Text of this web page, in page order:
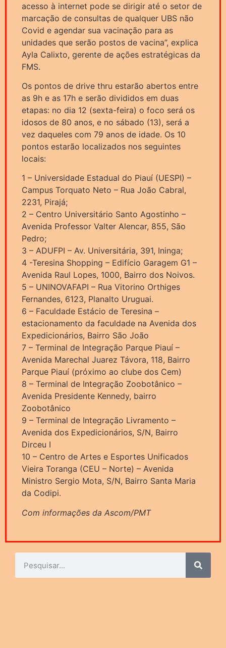
acesso à internet pode se dirigir até o setor de
marcação de consultas de qualquer UBS não
Covid e agendar sua vacinação para as
unidades que serão postos de vacina”, explica
Ayla Calixto, gerente de ações estratégicas da
FMS.
Os pontos de drive thru estarão abertos entre
as 9h e as 17h e serão divididos em duas
etapas: no dia 12 (sexta-feira) o foco será os
idosos de 80 anos, e no sábado (13), será a
vez daqueles com 79 anos de idade. Os 10
pontos estarão localizados nos seguintes
locais:
1 – Universidade Estadual do Piauí (UESPI) –
Campus Torquato Neto – Rua João Cabral,
2231, Pirajá;
2 – Centro Universitário Santo Agostinho –
Avenida Professor Valter Alencar, 855, São
Pedro;
3 – ADUFPI – Av. Universitária, 391, Ininga;
4 -Teresina Shopping – Edifício Garagem G1 –
Avenida Raul Lopes, 1000, Bairro dos Noivos.
5 – UNINOVAFAPI – Rua Vitorino Orthiges
Fernandes, 6123, Planalto Uruguai.
6 – Faculdade Estácio de Teresina –
estacionamento da faculdade na Avenida dos
Expedicionários, Bairro São João
7 – Terminal de Integração Parque Piauí –
Avenida Marechal Juarez Távora, 118, Bairro
Parque Piauí (próximo ao clube dos Cem)
8 – Terminal de Integração Zoobotânico –
Avenida Presidente Kennedy, bairro
Zoobotânico
9 – Terminal de Integração Livramento –
Avenida dos Expedicionários, S/N, Bairro
Dirceu I
10 – Centro de Artes e Esportes Unificados
Vieira Toranga (CEU – Norte) – Avenida
Ministro Sergio Mota, S/N, Bairro Santa Maria
da Codipi.
Com informações da Ascom/PMT